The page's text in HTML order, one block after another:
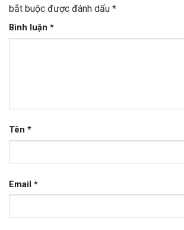
bắt buộc được đánh dấu *
Bình luận *
Tên *
Email *